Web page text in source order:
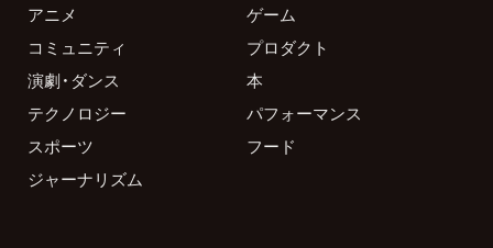
アニメ
ゲーム
コミュニティ
プロダクト
演劇・ダンス
本
テクノロジー
パフォーマンス
スポーツ
フード
ジャーナリズム